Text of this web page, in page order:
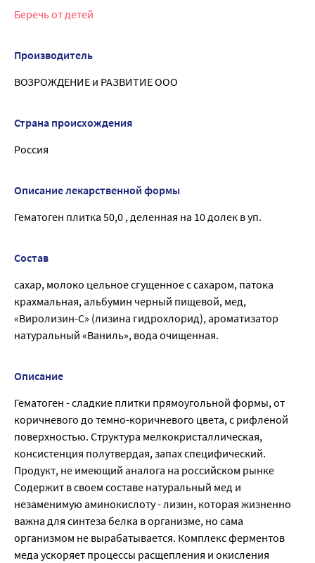
Беречь от детей
Производитель
ВОЗРОЖДЕНИЕ и РАЗВИТИЕ ООО
Страна происхождения
Россия
Описание лекарственной формы
Гематоген плитка 50,0 , деленная на 10 долек в уп.
Состав
сахар, молоко цельное сгущенное с сахаром, патока
крахмальная, альбумин черный пищевой, мед,
«Виролизин-С» (лизина гидрохлорид), ароматизатор
натуральный «Ваниль», вода очищенная.
Описание
Гематоген - сладкие плитки прямоугольной формы, от
коричневого до темно-коричневого цвета, с рифленой
поверхностью. Структура мелкокристаллическая,
консистенция полутвердая, запах специфический.
Продукт, не имеющий аналога на российском рынке
Содержит в своем составе натуральный мед и
незаменимую аминокислоту - лизин, которая жизненно
важна для синтеза белка в организме, но сама
организмом не вырабатывается. Комплекс ферментов
меда ускоряет процессы расщепления и окисления